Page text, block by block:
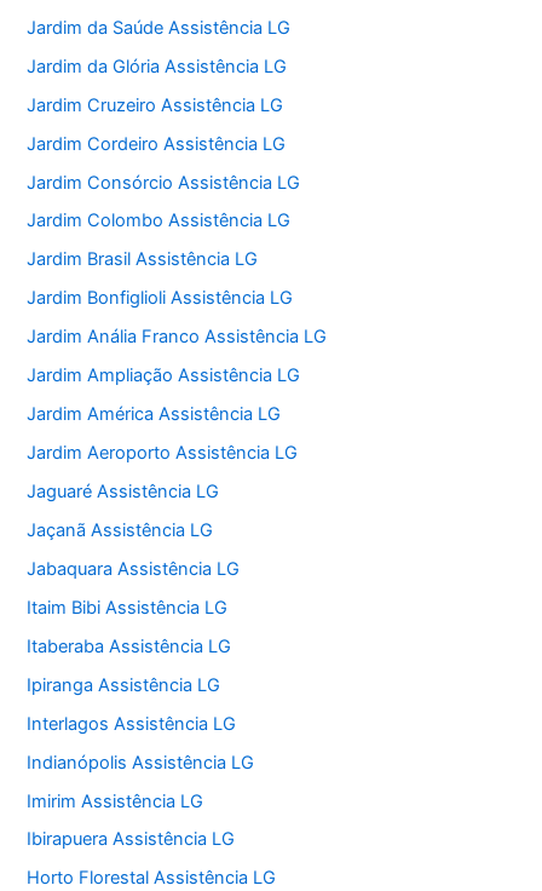
Jardim da Saúde Assistência LG
Jardim da Glória Assistência LG
Jardim Cruzeiro Assistência LG
Jardim Cordeiro Assistência LG
Jardim Consórcio Assistência LG
Jardim Colombo Assistência LG
Jardim Brasil Assistência LG
Jardim Bonfiglioli Assistência LG
Jardim Anália Franco Assistência LG
Jardim Ampliação Assistência LG
Jardim América Assistência LG
Jardim Aeroporto Assistência LG
Jaguaré Assistência LG
Jaçanã Assistência LG
Jabaquara Assistência LG
Itaim Bibi Assistência LG
Itaberaba Assistência LG
Ipiranga Assistência LG
Interlagos Assistência LG
Indianópolis Assistência LG
Imirim Assistência LG
Ibirapuera Assistência LG
Horto Florestal Assistência LG